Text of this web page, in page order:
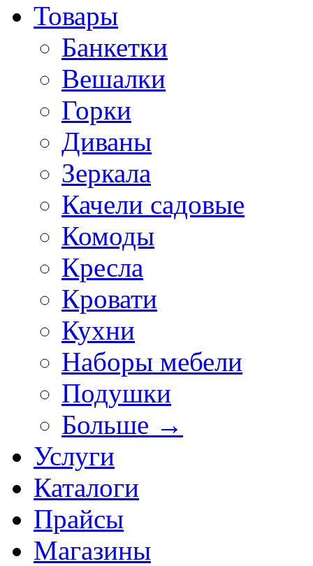
Товары
Банкетки
Вешалки
Горки
Диваны
Зеркала
Качели садовые
Комоды
Кресла
Кровати
Кухни
Наборы мебели
Подушки
Больше →
Услуги
Каталоги
Прайсы
Магазины